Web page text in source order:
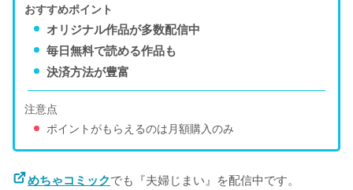
おすすめポイント
オリジナル作品が多数配信中
毎日無料で読める作品も
決済方法が豊富
注意点
ポイントがもらえるのは月額購入のみ
めちゃコミックでも『夫婦じまい』を配信中です。